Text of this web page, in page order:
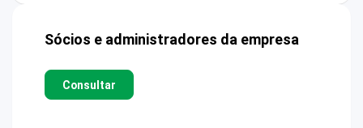
Sócios e administradores da empresa
Consultar